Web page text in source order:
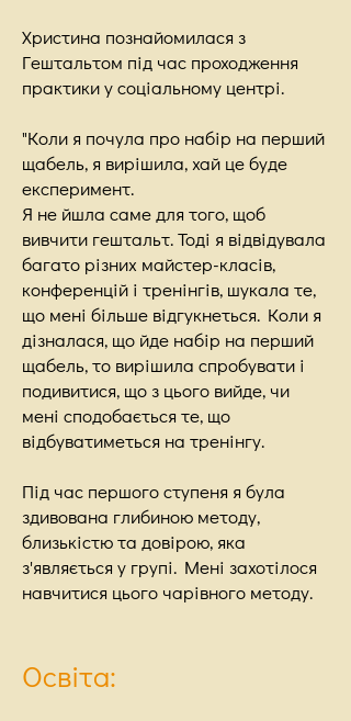
Христина познайомилася з
Гештальтом під час проходження
практики у соціальному центрі.
"Коли я почула про набір на перший
щабель, я вирішила, хай це буде
експеримент.
Я не йшла саме для того, щоб
вивчити гештальт. Тоді я відвідувала
багато різних майстер-класів,
конференцій і тренінгів, шукала те,
що мені більше відгукнеться. Коли я
дізналася, що йде набір на перший
щабель, то вирішила спробувати і
подивитися, що з цього вийде, чи
мені сподобається те, що
відбуватиметься на тренінгу.
Під час першого ступеня я була
здивована глибиною методу,
близькістю та довірою, яка
з'являється у групі. Мені захотілося
навчитися цього чарівного методу.
Освіта: